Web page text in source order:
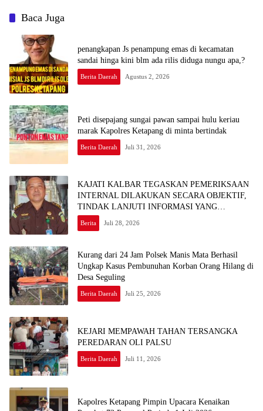
Baca Juga
penangkapan Js penampung emas di kecamatan
sandai hinga kini blm ada rilis diduga nungu apa,?
Berita Daerah Agustus 2, 2026
Peti disepajang sungai pawan sampai hulu keriau
marak Kapolres Ketapang di minta bertindak
Berita Daerah Juli 31, 2026
KAJATI KALBAR TEGASKAN PEMERIKSAAN
INTERNAL DILAKUKAN SECARA OBJEKTIF,
TINDAK LANJUTI INFORMASI YANG
BEREDAR TERKAIT DUGAAN
KETERLIBATAN PEGAWAI KEJARI SEKADAU
Berita Juli 28, 2026
Kurang dari 24 Jam Polsek Manis Mata Berhasil
Ungkap Kasus Pembunuhan Korban Orang Hilang di
Desa Seguling
Berita Daerah Juli 25, 2026
KEJARI MEMPAWAH TAHAN TERSANGKA
PEREDARAN OLI PALSU
Berita Daerah Juli 11, 2026
Kapolres Ketapang Pimpin Upacara Kenaikan